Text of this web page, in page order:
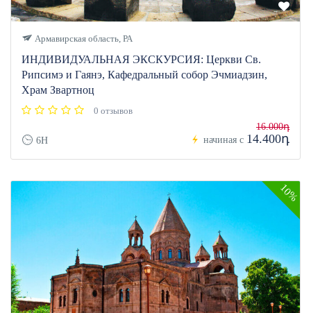
Армавирская область, РА
ИНДИВИДУАЛЬНАЯ ЭКСКУРСИЯ: Церкви Св.
Рипсимэ и Гаянэ, Кафедральный собор Эчмиадзин,
Храм Звартноц
0 отзывов
6H начиная с
16.000դ
14.400դ
10%